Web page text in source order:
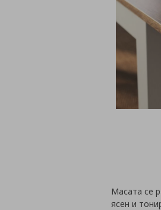
Масата се
ясен и